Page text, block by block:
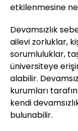
etkilenmesine
Devamsızlık
ailevi zorluklar,
sorumluluklar,
üniversiteye
alabilir.
kurumları
kendi
bulunabilir.